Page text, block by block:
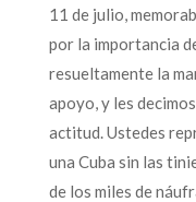
11 de julio,
por la importancia
resueltamente la
apoyo, y les
actitud. Ustedes
una Cuba sin las
de los miles de